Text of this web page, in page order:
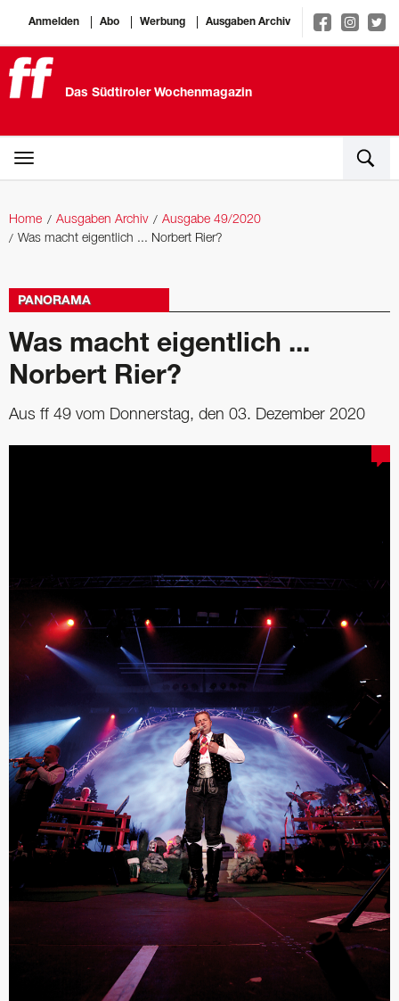
Anmelden Abo Werbung Ausgaben Archiv
Das Südtiroler Wochenmagazin
Home Ausgaben Archiv
Ausgabe 49/2020
Was macht eigentlich ... Norbert Rier?
PANORAMA
Was macht eigentlich ...
Norbert Rier?
Aus ff 49 vom Donnerstag, den 03. Dezember 2020